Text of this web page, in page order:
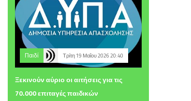
Παιδί Τρίτη 19 Μαΐου 2026 20:40
Ξεκινούν αύριο οι αιτήσεις για τις
70.000 επιταγές παιδικών